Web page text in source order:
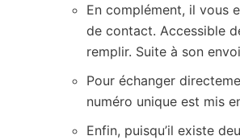
En complément, il vous
de contact. Accessible
remplir. Suite à son
Pour échanger
numéro unique est mis
Enfin, puisqu’il existe